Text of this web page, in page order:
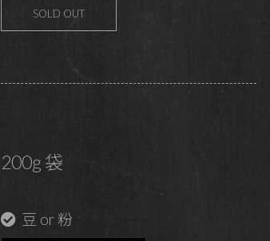
SOLD OUT
200g 袋
豆 or 粉